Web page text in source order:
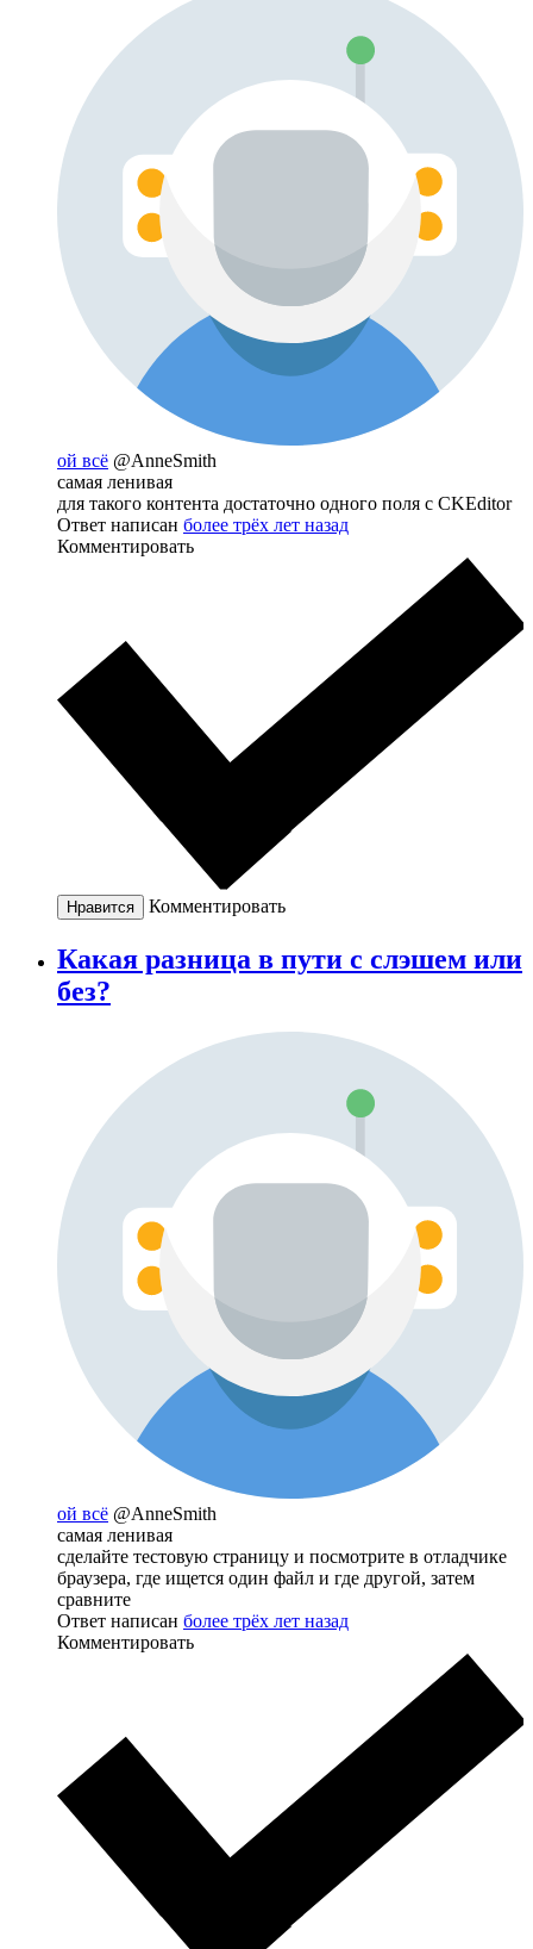
ой всё @AnneSmith
самая ленивая
для такого контента достаточно одного поля с CKEditor
Ответ написан более трёх лет назад
Комментировать
Нравится Комментировать
Какая разница в пути с слэшем или
без?
ой всё @AnneSmith
самая ленивая
сделайте тестовую страницу и посмотрите в отладчике
браузера, где ищется один файл и где другой, затем
сравните
Ответ написан более трёх лет назад
Комментировать